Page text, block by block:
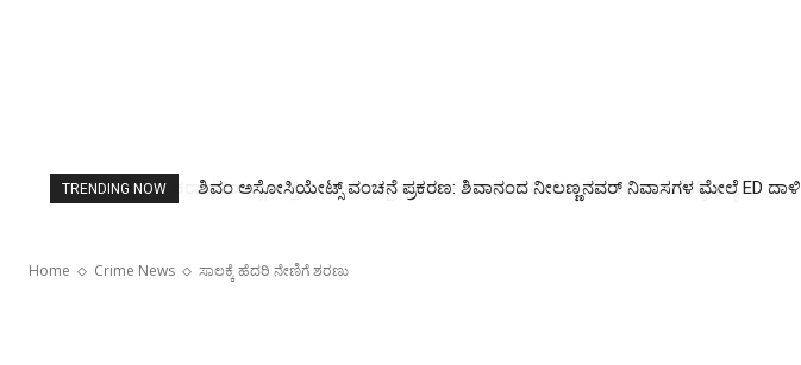
TRENDING NOW ಶಿವಂ ಅಸೋಸಿಯೇಟ್ಸ್ ವಂಚನೆ ಪ್ರಕರಣ: ಶಿವಾನಂದ ನೀಲಣ್ಣನವರ್ ನಿವಾಸಗಳ ಮೇಲೆ ED ದಾಳಿ
Home Crime News ಸಾಲಕ್ಕೆ ಹೆದರಿ ನೇಣಿಗೆ ಶರಣು